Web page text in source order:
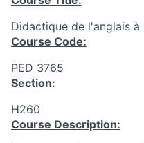
Didactique de l'anglais à
Course Code:
PED 3765
Section:
H260
Course Description: